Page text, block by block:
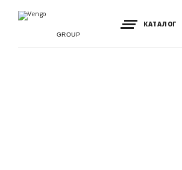
GROUP
КАТАЛОГ